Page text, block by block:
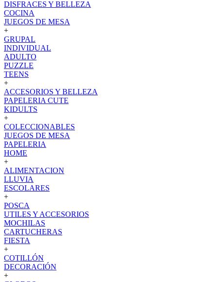
DISFRACES Y BELLEZA
COCINA
JUEGOS DE MESA
+
GRUPAL
INDIVIDUAL
ADULTO
PUZZLE
TEENS
+
ACCESORIOS Y BELLEZA
PAPELERIA CUTE
KIDULTS
+
COLECCIONABLES
JUEGOS DE MESA
PAPELERIA
HOME
+
ALIMENTACION
LLUVIA
ESCOLARES
+
POSCA
UTILES Y ACCESORIOS
MOCHILAS
CARTUCHERAS
FIESTA
+
COTILLÓN
DECORACIÓN
+